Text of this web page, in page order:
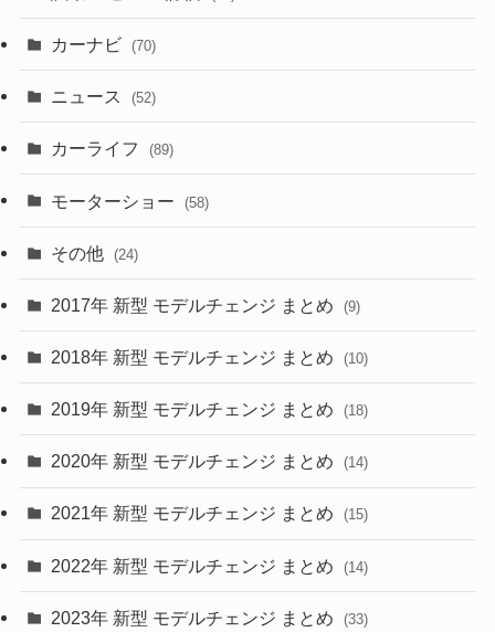
(50)
(43)
(6)
(9)
(30)
(27)
(58)
(28)
(27)
(26)
(10)
(35)
(9)
(22)
(1)
(7)
カーナビ (70)
ニュース (52)
カーライフ (89)
モーターショー (58)
その他 (24)
2017年 新型 モデルチェンジ まとめ (9)
2018年 新型 モデルチェンジ まとめ (10)
2019年 新型 モデルチェンジ まとめ (18)
2020年 新型 モデルチェンジ まとめ (14)
2021年 新型 モデルチェンジ まとめ (15)
2022年 新型 モデルチェンジ まとめ (14)
2023年 新型 モデルチェンジ まとめ (33)